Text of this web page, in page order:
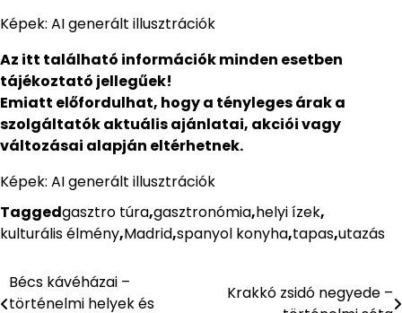
Képek: AI generált illusztrációk
Az itt található információk minden esetben
tájékoztató jellegűek!
Emiatt előfordulhat, hogy a tényleges árak a
szolgáltatók aktuális ajánlatai, akciói vagy
változásai alapján eltérhetnek.
Képek: AI generált illusztrációk
Taggedgasztro túra,gasztronómia,helyi ízek,
kulturális élmény,Madrid,spanyol konyha,tapas,utazás
Bejegyzés
Bécs kávéházai –
történelmi helyek és
Krakkó zsidó negyede –